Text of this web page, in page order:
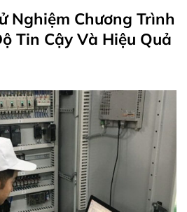
Nghiệm Chương Trình
Tin Cậy Và Hiệu Quả